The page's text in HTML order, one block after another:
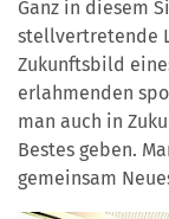
Ganz in diesem
stellvertretende
Zukunftsbild
erlahmenden
man auch in
Bestes geben.
gemeinsam